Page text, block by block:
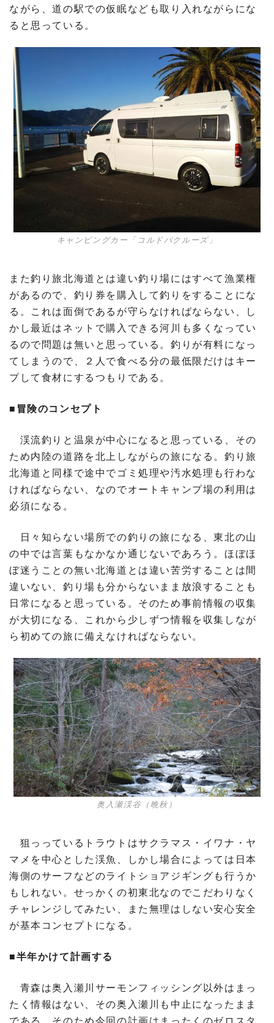
ながら、道の駅での仮眠なども取り入れながらにな
ると思っている。
キャンピングカー「コルドバクルーズ」
また釣り旅北海道とは違い釣り場にはすべて漁業権
があるので、釣り券を購入して釣りをすることにな
る。これは面倒であるが守らなければならない、し
かし最近はネットで購入できる河川も多くなってい
るので問題は無いと思っている。釣りが有料になっ
てしまうので、２人で食べる分の最低限だけはキー
プして食材にするつもりである。
■冒険のコンセプト
渓流釣りと温泉が中心になると思っている、その
ため内陸の道路を北上しながらの旅になる。釣り旅
北海道と同様で途中でゴミ処理や汚水処理も行わな
ければならない、なのでオートキャンプ場の利用は
必須になる。
日々知らない場所での釣りの旅になる、東北の山
の中では言葉もなかなか通じないであろう。ほぼほ
ぼ迷うことの無い北海道とは違い苦労することは間
違いない、釣り場も分からないまま放浪することも
日常になると思っている。そのため事前情報の収集
が大切になる、これから少しずつ情報を収集しなが
ら初めての旅に備えなければならない。
奥入瀬渓谷（晩秋）
狙っっているトラウトはサクラマス・イワナ・ヤ
マメを中心とした渓魚、しかし場合によっては日本
海側のサーフなどのライトショアジギングも行うか
もしれない。せっかくの初東北なのでこだわりなく
チャレンジしてみたい、また無理はしない安心安全
が基本コンセプトになる。
■半年かけて計画する
青森は奥入瀬川サーモンフィッシング以外はまっ
たく情報はない、その奥入瀬川も中止になったまま
である。そのため今回の計画はまったくのゼロスタ